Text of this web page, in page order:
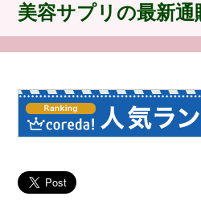
美容サプリの最新通